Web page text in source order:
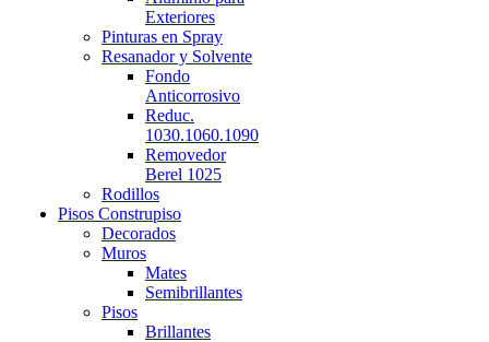
Exteriores
Pinturas en Spray
Resanador y Solvente
Fondo
Anticorrosivo
Reduc.
1030.1060.1090
Removedor
Berel 1025
Rodillos
Pisos Construpiso
Decorados
Muros
Mates
Semibrillantes
Pisos
Brillantes